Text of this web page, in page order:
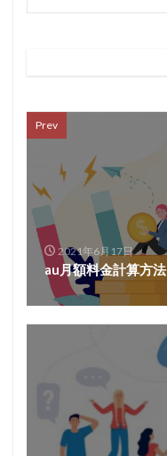
Prev
2021年6月17日
au月額料金計算方法